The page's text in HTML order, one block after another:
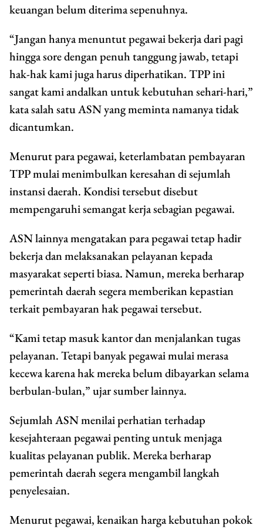
keuangan belum diterima sepenuhnya.
“Jangan hanya menuntut pegawai bekerja dari pagi
hingga sore dengan penuh tanggung jawab, tetapi
hak-hak kami juga harus diperhatikan. TPP ini
sangat kami andalkan untuk kebutuhan sehari-hari,”
kata salah satu ASN yang meminta namanya tidak
dicantumkan.
Menurut para pegawai, keterlambatan pembayaran
TPP mulai menimbulkan keresahan di sejumlah
instansi daerah. Kondisi tersebut disebut
mempengaruhi semangat kerja sebagian pegawai.
ASN lainnya mengatakan para pegawai tetap hadir
bekerja dan melaksanakan pelayanan kepada
masyarakat seperti biasa. Namun, mereka berharap
pemerintah daerah segera memberikan kepastian
terkait pembayaran hak pegawai tersebut.
“Kami tetap masuk kantor dan menjalankan tugas
pelayanan. Tetapi banyak pegawai mulai merasa
kecewa karena hak mereka belum dibayarkan selama
berbulan-bulan,” ujar sumber lainnya.
Sejumlah ASN menilai perhatian terhadap
kesejahteraan pegawai penting untuk menjaga
kualitas pelayanan publik. Mereka berharap
pemerintah daerah segera mengambil langkah
penyelesaian.
Menurut pegawai, kenaikan harga kebutuhan pokok